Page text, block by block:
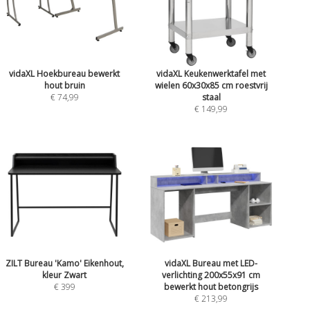
vidaXL Hoekbureau bewerkt
hout bruin
€ 74,99
vidaXL Keukenwerktafel met
wielen 60x30x85 cm roestvrij
staal
€ 149,99
ZILT Bureau 'Kamo' Eikenhout,
kleur Zwart
€ 399
vidaXL Bureau met LED-
verlichting 200x55x91 cm
bewerkt hout betongrijs
€ 213,99